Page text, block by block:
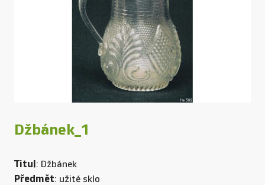
Džbánek_1
Titul: Džbánek
Předmět: užité sklo